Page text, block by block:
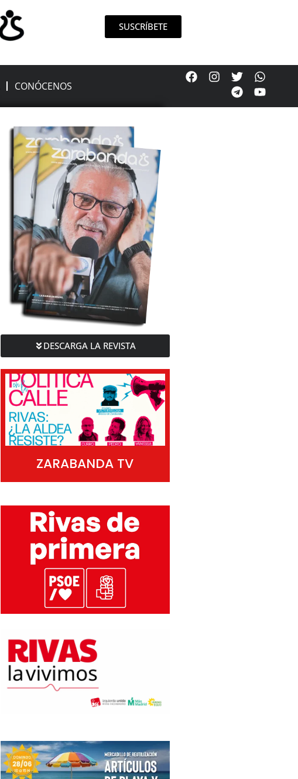
SUSCRÍBETE
CONÓCENOS
DESCARGA LA REVISTA
ZARABANDA TV